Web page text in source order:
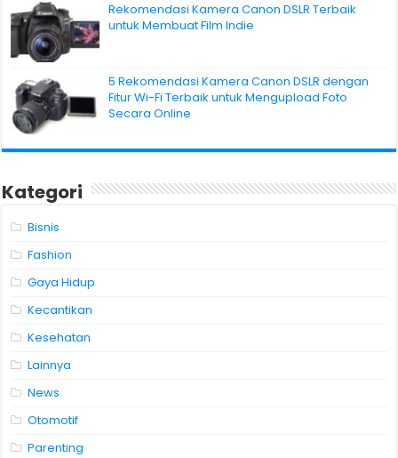
Rekomendasi Kamera Canon DSLR Terbaik
untuk Membuat Film Indie
5 Rekomendasi Kamera Canon DSLR dengan
Fitur Wi-Fi Terbaik untuk Mengupload Foto
Secara Online
Kategori
Bisnis
Fashion
Gaya Hidup
Kecantikan
Kesehatan
Lainnya
News
Otomotif
Parenting